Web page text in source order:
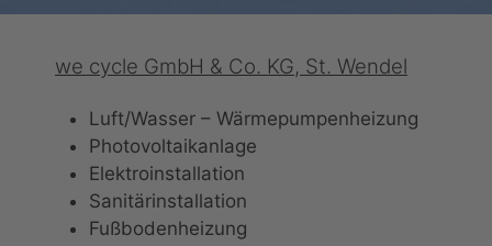
we cycle GmbH & Co. KG, St. Wendel
Luft/Wasser – Wärmepumpenheizung
Photovoltaikanlage
Elektroinstallation
Sanitärinstallation
Fußbodenheizung